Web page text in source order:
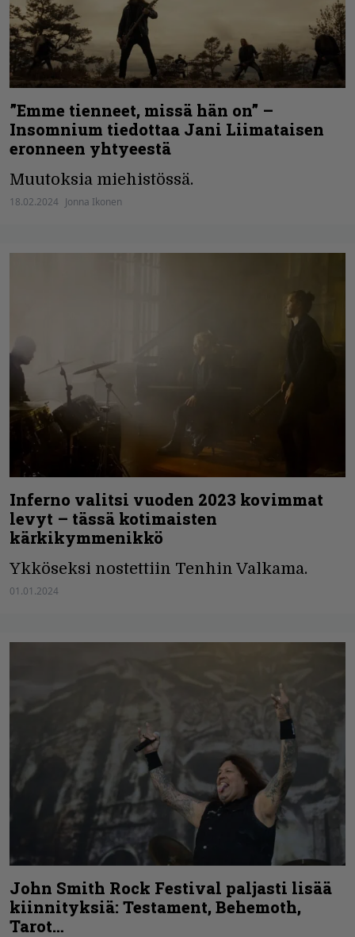
”Emme tienneet, missä hän on” –
Insomnium tiedottaa Jani Liimataisen
eronneen yhtyeestä
Muutoksia miehistössä.
18.02.2024 Jonna Ikonen
Inferno valitsi vuoden 2023 kovimmat
levyt – tässä kotimaisten
kärkikymmenikkö
Ykköseksi nostettiin Tenhin Valkama.
01.01.2024
John Smith Rock Festival paljasti lisää
kiinnityksiä: Testament, Behemoth,
Tarot…